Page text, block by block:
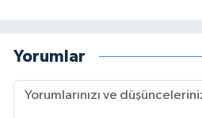
Yorumlar